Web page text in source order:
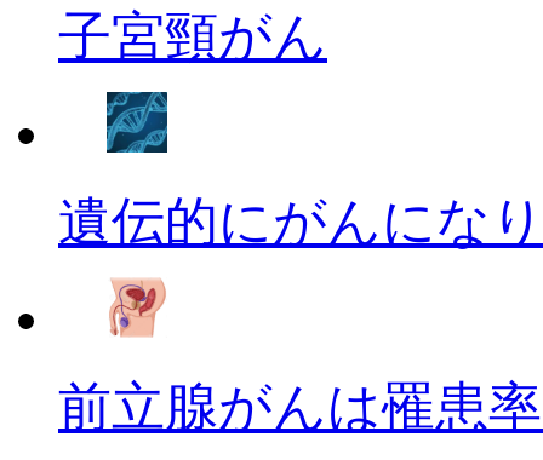
子宮頸がん
遺伝的にがんにな
前立腺がんは罹患